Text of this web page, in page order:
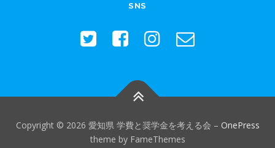
SNS
Copyright © 2026 愛知県 学費と奨学金を考える会 – OnePress
theme by FameThemes